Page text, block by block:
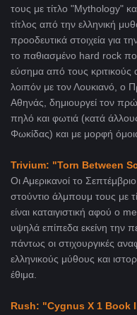
τους με τίτλο "Mythology"
τίτλος από την ελληνική
προοδευτικά στοιχεία για
το παθιασμένο hard rock
εύσημα από τους
λοιπόν με τον Λουκιανό, ο
Αθηνάς, δημιουργεί τον
πηλό και φωτιά (κατά
Φωκίδας) και με μορφή
Trivium: "Torn Between
Οι Αμερικανοί το
στούντιο άλμπουμ τους με
είναι καταιγιστική αφού o
υψηλά επίπεδα εκείνη την
πάντως οι στιχουργικές
ελληνικούς μύθους και
έθιμα.
Rush: "Cygnus X 1 Book